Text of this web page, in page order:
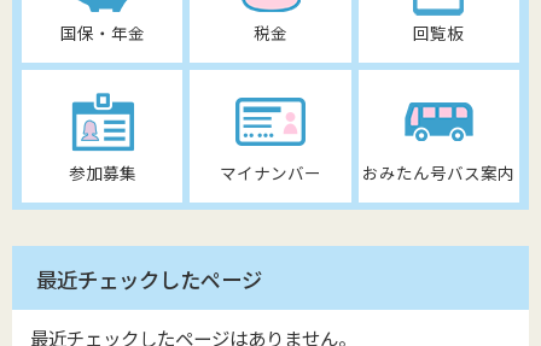
国保・年金 税金 回覧板
参加募集 マイナンバー おみたん号バス案内
最近チェックしたページ
最近チェックしたページはありません。